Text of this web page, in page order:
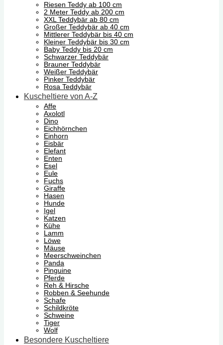
Riesen Teddy ab 100 cm
2 Meter Teddy ab 200 cm
XXL Teddybär ab 80 cm
Großer Teddybär ab 40 cm
Mittlerer Teddybär bis 40 cm
Kleiner Teddybär bis 30 cm
Baby Teddy bis 20 cm
Schwarzer Teddybär
Brauner Teddybär
Weißer Teddybär
Pinker Teddybär
Rosa Teddybär
Kuscheltiere von A-Z
Affe
Axolotl
Dino
Eichhörnchen
Einhorn
Eisbär
Elefant
Enten
Esel
Eule
Fuchs
Giraffe
Hasen
Hunde
Igel
Katzen
Kühe
Lamm
Löwe
Mäuse
Meerschweinchen
Panda
Pinguine
Pferde
Reh & Hirsche
Robben & Seehunde
Schafe
Schildkröte
Schweine
Tiger
Wolf
Besondere Kuscheltiere